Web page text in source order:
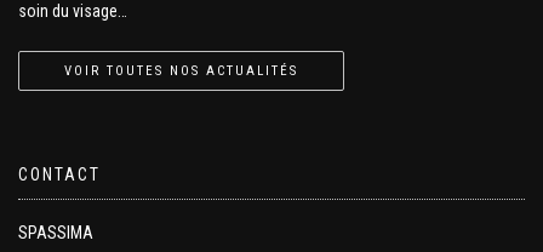
soin du visage…
VOIR TOUTES NOS ACTUALITÉS
CONTACT
SPASSIMA